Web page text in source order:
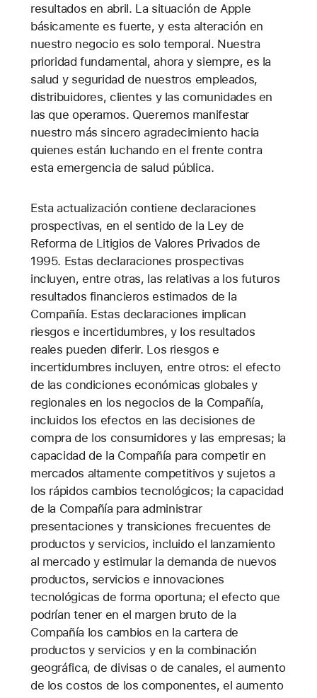
resultados en abril. La situación de Apple
básicamente es fuerte, y esta alteración en
nuestro negocio es solo temporal. Nuestra
prioridad fundamental, ahora y siempre, es la
salud y seguridad de nuestros empleados,
distribuidores, clientes y las comunidades en
las que operamos. Queremos manifestar
nuestro más sincero agradecimiento hacia
quienes están luchando en el frente contra
esta emergencia de salud pública.
Esta actualización contiene declaraciones
prospectivas, en el sentido de la Ley de
Reforma de Litigios de Valores Privados de
1995. Estas declaraciones prospectivas
incluyen, entre otras, las relativas a los futuros
resultados financieros estimados de la
Compañía. Estas declaraciones implican
riesgos e incertidumbres, y los resultados
reales pueden diferir. Los riesgos e
incertidumbres incluyen, entre otros: el efecto
de las condiciones económicas globales y
regionales en los negocios de la Compañía,
incluidos los efectos en las decisiones de
compra de los consumidores y las empresas; la
capacidad de la Compañía para competir en
mercados altamente competitivos y sujetos a
los rápidos cambios tecnológicos; la capacidad
de la Compañía para administrar
presentaciones y transiciones frecuentes de
productos y servicios, incluido el lanzamiento
al mercado y estimular la demanda de nuevos
productos, servicios e innovaciones
tecnológicas de forma oportuna; el efecto que
podrían tener en el margen bruto de la
Compañía los cambios en la cartera de
productos y servicios y en la combinación
geográfica, de divisas o de canales, el aumento
de los costos de los componentes, el aumento